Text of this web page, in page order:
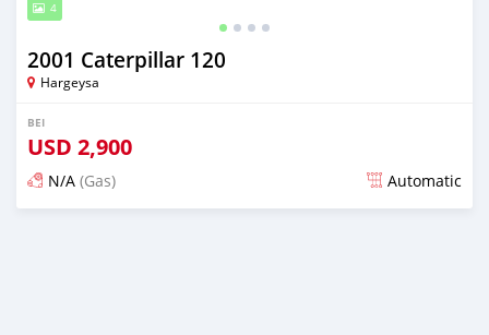
4
2001 Caterpillar 120
Hargeysa
BEI
USD 2,900
N/A (Gas) Automatic